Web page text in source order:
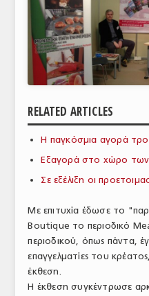
ΕΙΔΗΣΕΙΣ
ΕΥΡΩΠΑΪΚΕΣ ΑΠΟΦΑΣΕΙΣ
ΘΕΜΑΤΑ
ΕΜΠΟΡΙΚΟΣ ΚΑΤΑΛΟΓΟΣ
ΠΑΡΑΓΩΓΗ & ΕΜΠΟΡΙΑ
ΕΞΟΠΛΙΣΜΟΣ
ΥΠΗΡΕΣΙΕΣ
ΕΜΠΟΡΙΚΟΙ ΑΝΤΙΠΡΟΣΩΠΟΙ
RELATED ARTICLES
Η παγκόσμια αγορά
Εξαγορά στο χώρο των
Σε εξέλιξη οι
Με επιτυχία έδωσε το
Boutique το περιοδικό
περιοδικού, όπως πάντα,
επαγγελματίες του
έκθεση.
Η έκθεση συγκέντρωσε